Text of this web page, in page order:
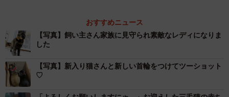
おすすめニュース
【写真】飼い主さん家族に見守られ素敵なレディになりま
した
【写真】新入り猫さんと新しい首輪をつけてツーショット
♡